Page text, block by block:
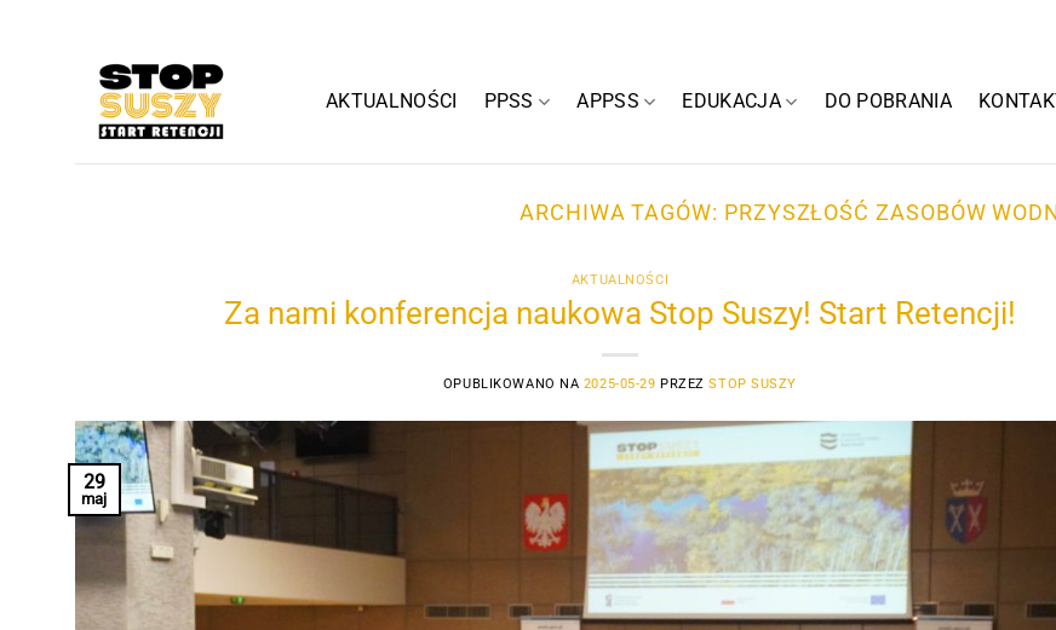
AKTUALNOŚCI PPSS APPSS EDUKACJA DO POBRANIA
ARCHIWA TAGÓW: PRZYSZŁOŚĆ ZASOBÓW
AKTUALNOŚCI
Za nami konferencja naukowa Stop Suszy! Start Retencji!
OPUBLIKOWANO NA 2025-05-29 PRZEZSTOP SUSZY
29
maj